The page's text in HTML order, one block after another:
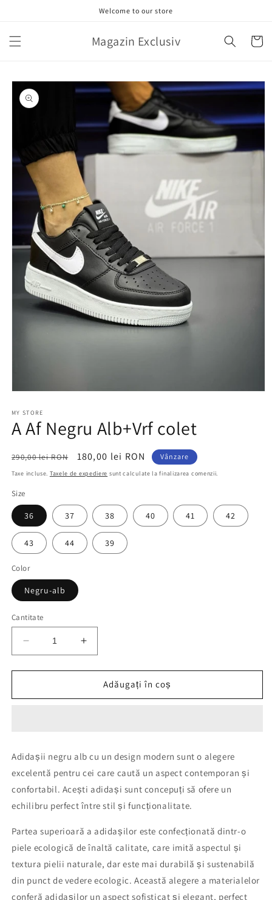
Welcome to our store
Magazin Exclusiv Coș
despre
produs
media
1
într-
modală
MY STORE
A Af Negru Alb+Vrf colet
Preț
obișnuit
290,00 lei RON
Preț
redus
180,00 lei RON Vânzare
Taxe incluse. Taxele de expediere sunt calculate la finalizarea comenzii.
Size
36 37 38 40 41 42
43 44 39
Color
Negru-alb
Cantitate
Reduceți
cantitatea
pentru
Af
Creșteți
cantitatea
pentru
Af
Adăugați în coș
Adidașii negru alb cu un design modern sunt o alegere
excelentă pentru cei care caută un aspect contemporan și
confortabil. Acești adidași sunt concepuți să ofere un
echilibru perfect între stil și funcționalitate.
Partea superioară a adidașilor este confecționată dintr-o
piele ecologică de înaltă calitate, care imită aspectul și
textura pielii naturale, dar este mai durabilă și sustenabilă
din punct de vedere ecologic. Această alegere a materialelor
conferă adidașilor un aspect sofisticat și elegant, perfect